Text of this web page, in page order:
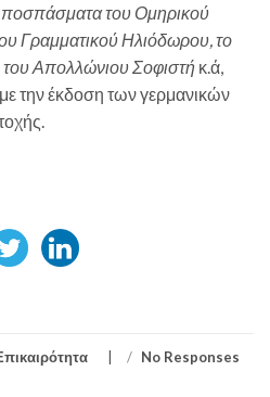
του Ομηρικού
Γραμματικού Ηλιόδωρου, το
του Απολλώνιου Σοφιστή κ.ά,
την έκδοση των γερμανικών
/ No Responses